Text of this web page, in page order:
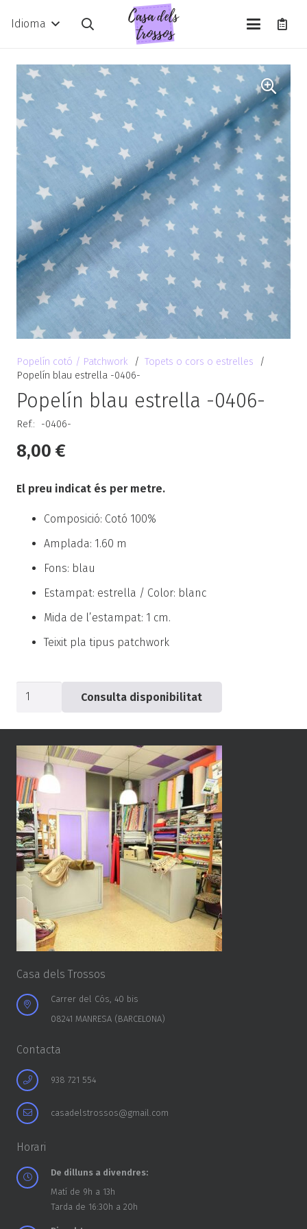
Idioma
Popelín cotó / Patchwork / Topets o cors o estrelles
/
Popelín blau estrella -0406-
Popelín blau estrella -0406-
Ref.: -0406-
8,00 €
El preu indicat és per metre.
Composició: Cotó 100%
Amplada: 1.60 m
Fons: blau
Estampat: estrella / Color: blanc
Mida de l’estampat: 1 cm.
Teixit pla tipus patchwork
quantitat
Popelín
blau
estrella
-0406-
Consulta disponibilitat
Casa dels Trossos
Carrer del Cós, 40 bis
08241 MANRESA (BARCELONA)
Contacta
938 721 554
casadelstrossos@gmail.com
Horari
De dilluns a divendres:
Matí de 9h a 13h
Tarda de 16:30h a 20h